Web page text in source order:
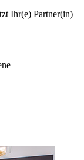
Ihr(e) Partner(in)